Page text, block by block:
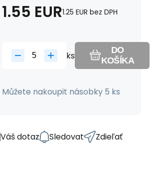
1.55 EUR1.25 EUR bez DPH
ks
DO
KOŠÍKA
Můžete nakoupit násobky 5 ks
Váš dotaz Sledovat Zdieľať